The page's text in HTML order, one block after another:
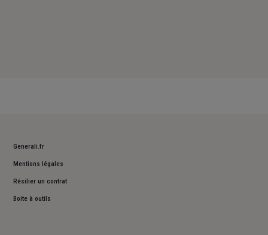
Generali.fr
Mentions légales
Résilier un contrat
Boite à outils